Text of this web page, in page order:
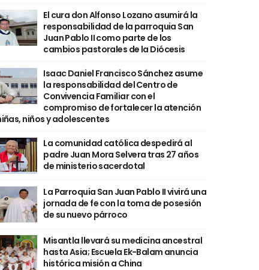
El cura don Alfonso Lozano asumirá la
responsabilidad de la parroquia San
Juan Pablo II como parte de los
cambios pastorales de la Diócesis
Isaac Daniel Francisco Sánchez asume
la responsabilidad del Centro de
Convivencia Familiar con el
compromiso de fortalecer la atención
niños y adolescentes
La comunidad católica despedirá al
padre Juan Mora Selvera tras 27 años
de ministerio sacerdotal
La Parroquia San Juan Pablo II vivirá una
jornada de fe con la toma de posesión
de su nuevo párroco
Misantla llevará su medicina ancestral
hasta Asia; Escuela Ek-Balam anuncia
histórica misión a China